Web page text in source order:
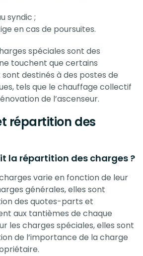
syndic ;
en cas de poursuites.
spéciales sont des
touchent que certains
destinés à des postes de
tels que le chauffage collectif
de l’ascenseur.
répartition des
la répartition des charges ?
varie en fonction de leur
générales, elles sont
des quotes-parts et
aux tantièmes de chaque
les charges spéciales, elles sont
de l’importance de la charge